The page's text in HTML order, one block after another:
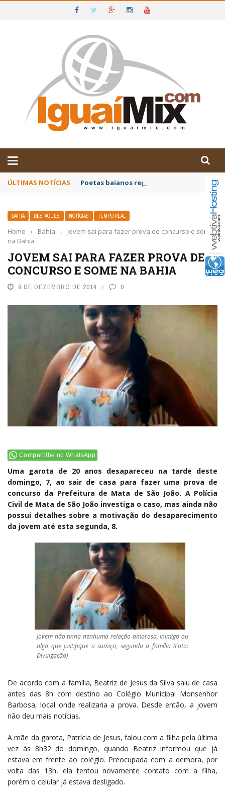
IGUAÍ E SUDOESTE DA BAHIA
ÚLTIMAS NOTÍCIAS Poetas baianos representam o Brasil no
BAHIA DESTAQUES NOTÍCIAS TEMPO REAL
Home › Bahia ›
Jovem sai para fazer prova de concurso e some
na Bahia
JOVEM SAI PARA FAZER PROVA DE
CONCURSO E SOME NA BAHIA
9 DE DEZEMBRO DE 2014 0
Compartilhe no WhatsApp
Uma garota de 20 anos desapareceu na tarde deste
domingo, 7, ao sair de casa para fazer uma prova de
concurso da Prefeitura de Mata de São João. A Polícia
Civil de Mata de São João investiga o caso, mas ainda não
possui detalhes sobre a motivação do desaparecimento
da jovem até esta segunda, 8.
Jovem não tinha nenhuma relação amorosa, inimigo ou
algo que justifique o sumiço, segundo a família (Foto:
Divulgação)
De acordo com a família, Beatriz de Jesus da Silva saiu de casa
antes das 8h com destino ao Colégio Municipal Monsenhor
Barbosa, local onde realizaria a prova. Desde então, a jovem
não deu mais notícias.
A mãe da garota, Patrícia de Jesus, falou com a filha pela última
vez às 8h32 do domingo, quando Beatriz informou que já
estava em frente ao colégio. Preocupada com a demora, por
volta das 13h, ela tentou novamente contato com a filha,
porém o celular já estava desligado.